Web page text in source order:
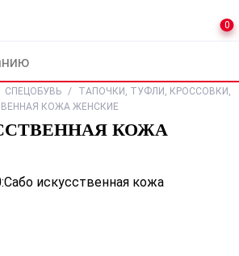
0
СПЕЦОБУВЬ /
ТАПОЧКИ, ТУФЛИ, КРОССОВКИ,
КОЖА ЖЕНСКИЕ
КОЖА